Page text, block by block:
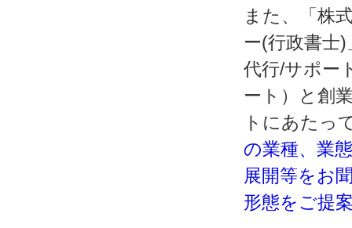
また、「株
ー(行政書士
代行/サポー
ート）と創
トにあたっ
の業種、業
展開等をお
形態をご提